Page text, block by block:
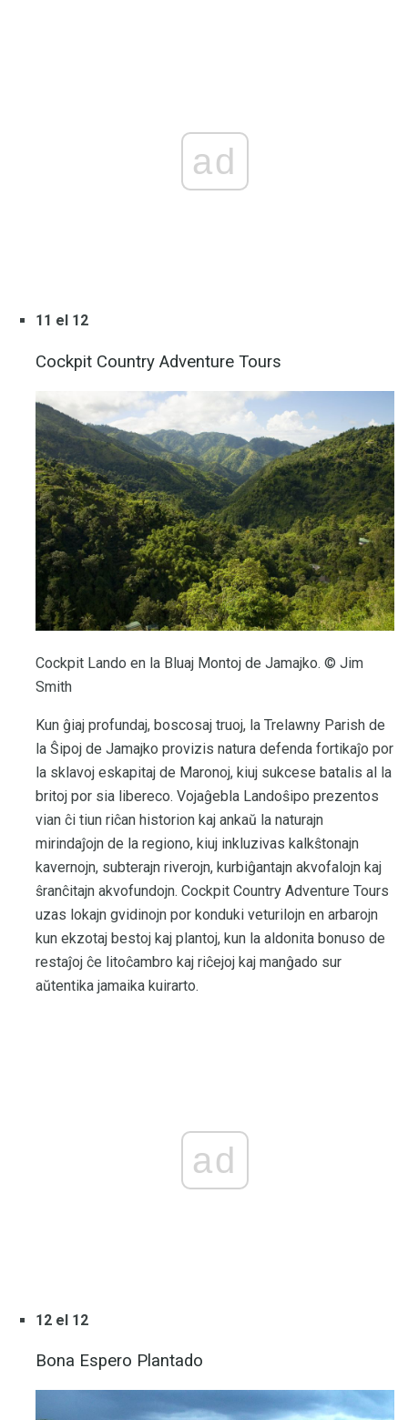
ad
11 el 12
Cockpit Country Adventure Tours
Cockpit Lando en la Bluaj Montoj de Jamajko. © Jim
Smith
Kun ĝiaj profundaj, boscosaj truoj, la Trelawny Parish de
la Ŝipoj de Jamajko provizis natura defenda fortikaĵo por
la sklavoj eskapitaj de Maronoj, kiuj sukcese batalis al la
britoj por sia libereco. Vojaĝebla Landoŝipo prezentos
vian ĉi tiun riĉan historion kaj ankaŭ la naturajn
mirindaĵojn de la regiono, kiuj inkluzivas kalkŝtonajn
kavernojn, subterajn riverojn, kurbiĝantajn akvofalojn kaj
ŝranĉitajn akvofundojn. Cockpit Country Adventure Tours
uzas lokajn gvidinojn por konduki veturilojn en arbarojn
kun ekzotaj bestoj kaj plantoj, kun la aldonita bonuso de
restaĵoj ĉe litoĉambro kaj riĉejoj kaj manĝado sur
aŭtentika jamaika kuirarto.
ad
12 el 12
Bona Espero Plantado